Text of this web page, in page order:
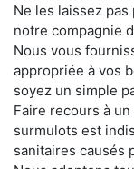
Ne les laissez
notre compagnie
Nous vous
appropriée à vos
soyez un simple
Faire recours à
surmulots est
sanitaires causés